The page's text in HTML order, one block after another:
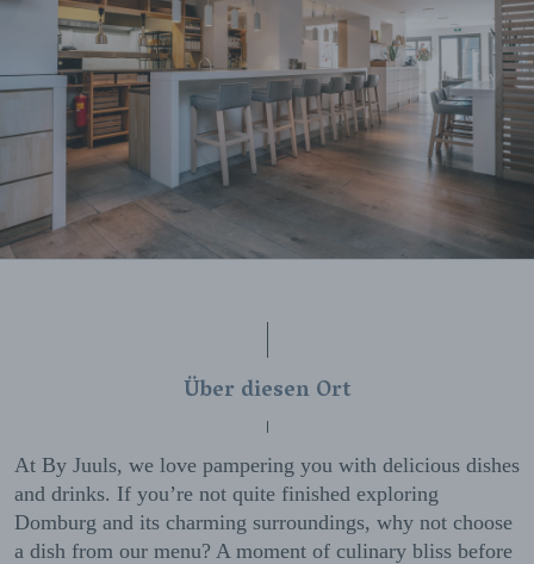
Über diesen Ort
At By Juuls, we love pampering you with delicious dishes
and drinks. If you’re not quite finished exploring
Domburg and its charming surroundings, why not choose
a dish from our menu? A moment of culinary bliss before